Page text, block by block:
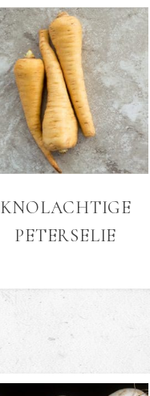
KNOLACHTIGE
PETERSELIE